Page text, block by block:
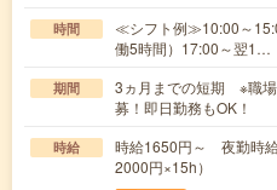
時間
≪シフト例≫10:00～
働5時間）17:00～翌1…
期間
3ヵ月までの短期 ※職
募！即日勤務もOK！
時給
時給1650円～ 夜勤時
2000円×15h）